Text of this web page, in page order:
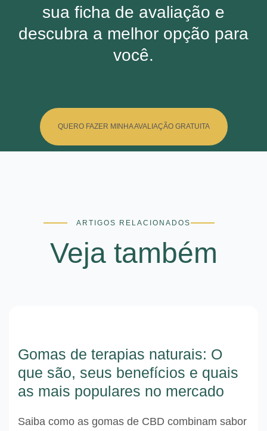
sua ficha de avaliação e
descubra a melhor opção para
você.
QUERO FAZER MINHA AVALIAÇÃO GRATUITA
ARTIGOS RELACIONADOS
Veja também
Gomas de terapias naturais: O
que são, seus benefícios e quais
as mais populares no mercado
Saiba como as gomas de CBD combinam sabor